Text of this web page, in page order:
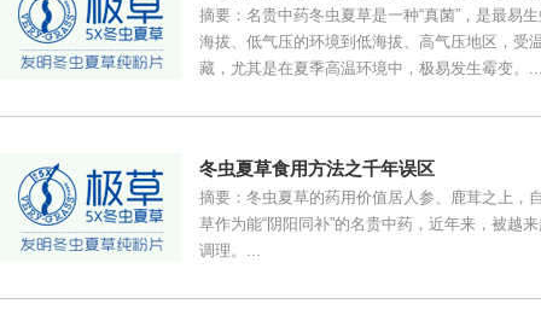
摘要：名贵中药冬虫夏草是一种“真菌”，是最易
海拔、低气压的环境到低海拔、高气压地区，受
藏，尤其是在夏季高温环境中，极易发生霉变。
冬虫夏草食用方法之千年误区
摘要：冬虫夏草的药用价值居人参、鹿茸之上，
草作为能“阴阳同补”的名贵中药，近年来，被越
调理。...